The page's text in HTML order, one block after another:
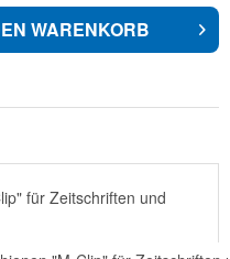
WARENKORB
für Zeitschriften und